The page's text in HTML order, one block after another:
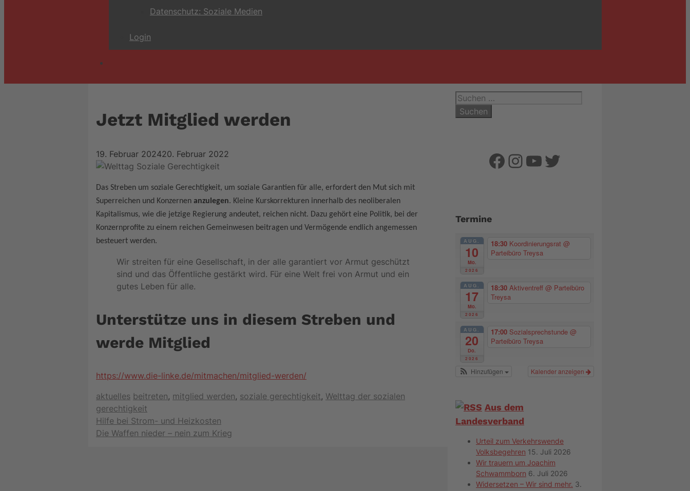
Datenschutz: Soziale Medien
Login
Jetzt Mitglied werden
19. Februar 202420. Februar 2022
Das Streben um soziale Gerechtigkeit, um soziale Garantien für alle, erfordert den Mut sich mit
Superreichen und Konzernen anzulegen. Kleine Kurskorrekturen innerhalb des neoliberalen
Kapitalismus, wie die jetzige Regierung andeutet, reichen nicht. Dazu gehört eine Politik, bei der
Konzernprofite zu einem reichen Gemeinwesen beitragen und Vermögende endlich angemessen
besteuert werden.
Wir streiten für eine Gesellschaft, in der alle garantiert vor Armut geschützt
sind und das Öffentliche gestärkt wird. Für eine Welt frei von Armut und ein
gutes Leben für alle.
Unterstütze uns in diesem Streben und
werde Mitglied
https://www.die-linke.de/mitmachen/mitglied-werden/
Kategorien
aktuelles Schlagwörter
beitreten, mitglied werden, soziale gerechtigkeit, Welttag der sozialen
gerechtigkeit
Hilfe bei Strom- und Heizkosten
Die Waffen nieder – nein zum Krieg
Suchen
nach:
Facebook
Instagram
YouTube
Twitter
Termine
AUG.
10
Mo.
2026
18:30 Koordinierungsrat @
Parteibüro Treysa
AUG.
17
Mo.
2026
18:30 Aktiventreff @ Parteibüro
Treysa
AUG.
20
Do.
2026
17:00 Sozialsprechstunde @
Parteibüro Treysa
Kalender anzeigen
Hinzufügen
Aus dem
Landesverband
Urteil zum Verkehrswende
Volksbegehren 15. Juli 2026
Wir trauern um Joachim
Schwammborn 6. Juli 2026
Widersetzen – Wir sind mehr. 3.